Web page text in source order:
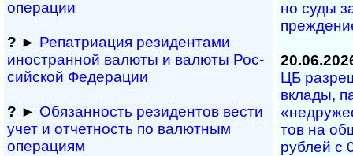
операции
? ► Репатриация ре­зи­ден­та­ми
иностранной ва­лю­ты и валюты Рос­
сий­ской Федерации
? ► Обязанность резиден­тов вести
учет и отчетность по валютным
операциям
но су­ды
ЦБ
вкла­ды,
тов на
руб­лей с